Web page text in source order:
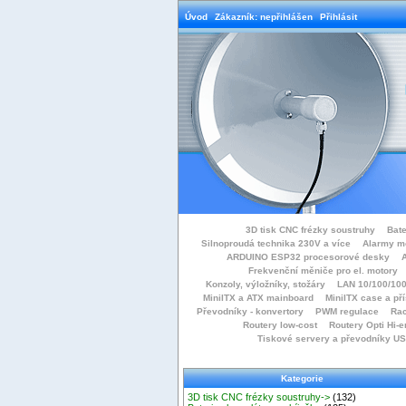
Úvod Zákazník: nepřihlášen Přihlásit
3D tisk CNC frézky soustruhy
Silnoproudá technika 230V a více
Alarmy
ARDUINO ESP32 procesorové desky
Frekvenční měniče pro el. motory
Konzoly, výložníky, stožáry
LAN 10/100/
MiniITX a ATX mainboard
MiniITX case a
Převodníky - konvertory
PWM regulace
Routery low-cost
Routery Opti Hi-
Tiskové servery a převodníky
Kategorie
3D tisk CNC frézky soustruhy-> (132)